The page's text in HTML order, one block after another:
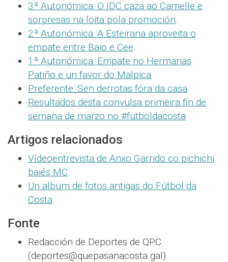
3ª Autonómica: O IDC caza ao Camelle e
sorpresas na loita pola promoción.
2ª Autonómica: A Esteirana aproveita o
empate entre Baio e Cee.
1ª Autonómica: Empate no Hermanas
Patiño e un favor do Malpica.
Preferente: Sen derrotas fóra da casa.
Resultados desta convulsa primeira fin de
semana de marzo no #futboldacosta.
Artigos relacionados
Vídeoentrevista de Anxo Garrido co pichichi
baiés MC.
Un album de fotos antigas do Fútbol da
Costa.
Fonte
Redacción de Deportes de QPC
(deportes@quepasanacosta.gal).